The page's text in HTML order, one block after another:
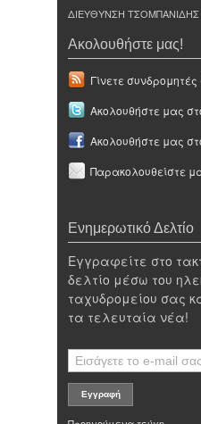
ΔΙΕΥΘΥΝΣΗ
Ακολουθήστε μας!
Γίνετε συνδρομητές
Ακολουθήστε μας
Ακολουθήστε μας
Παρακολουθείστε
Ενημερωτικό Δελτίο
Εγγραφείτε στο
δελτίο μέσω του
ταχυδρομείου σας
τα τελευταία νέα!